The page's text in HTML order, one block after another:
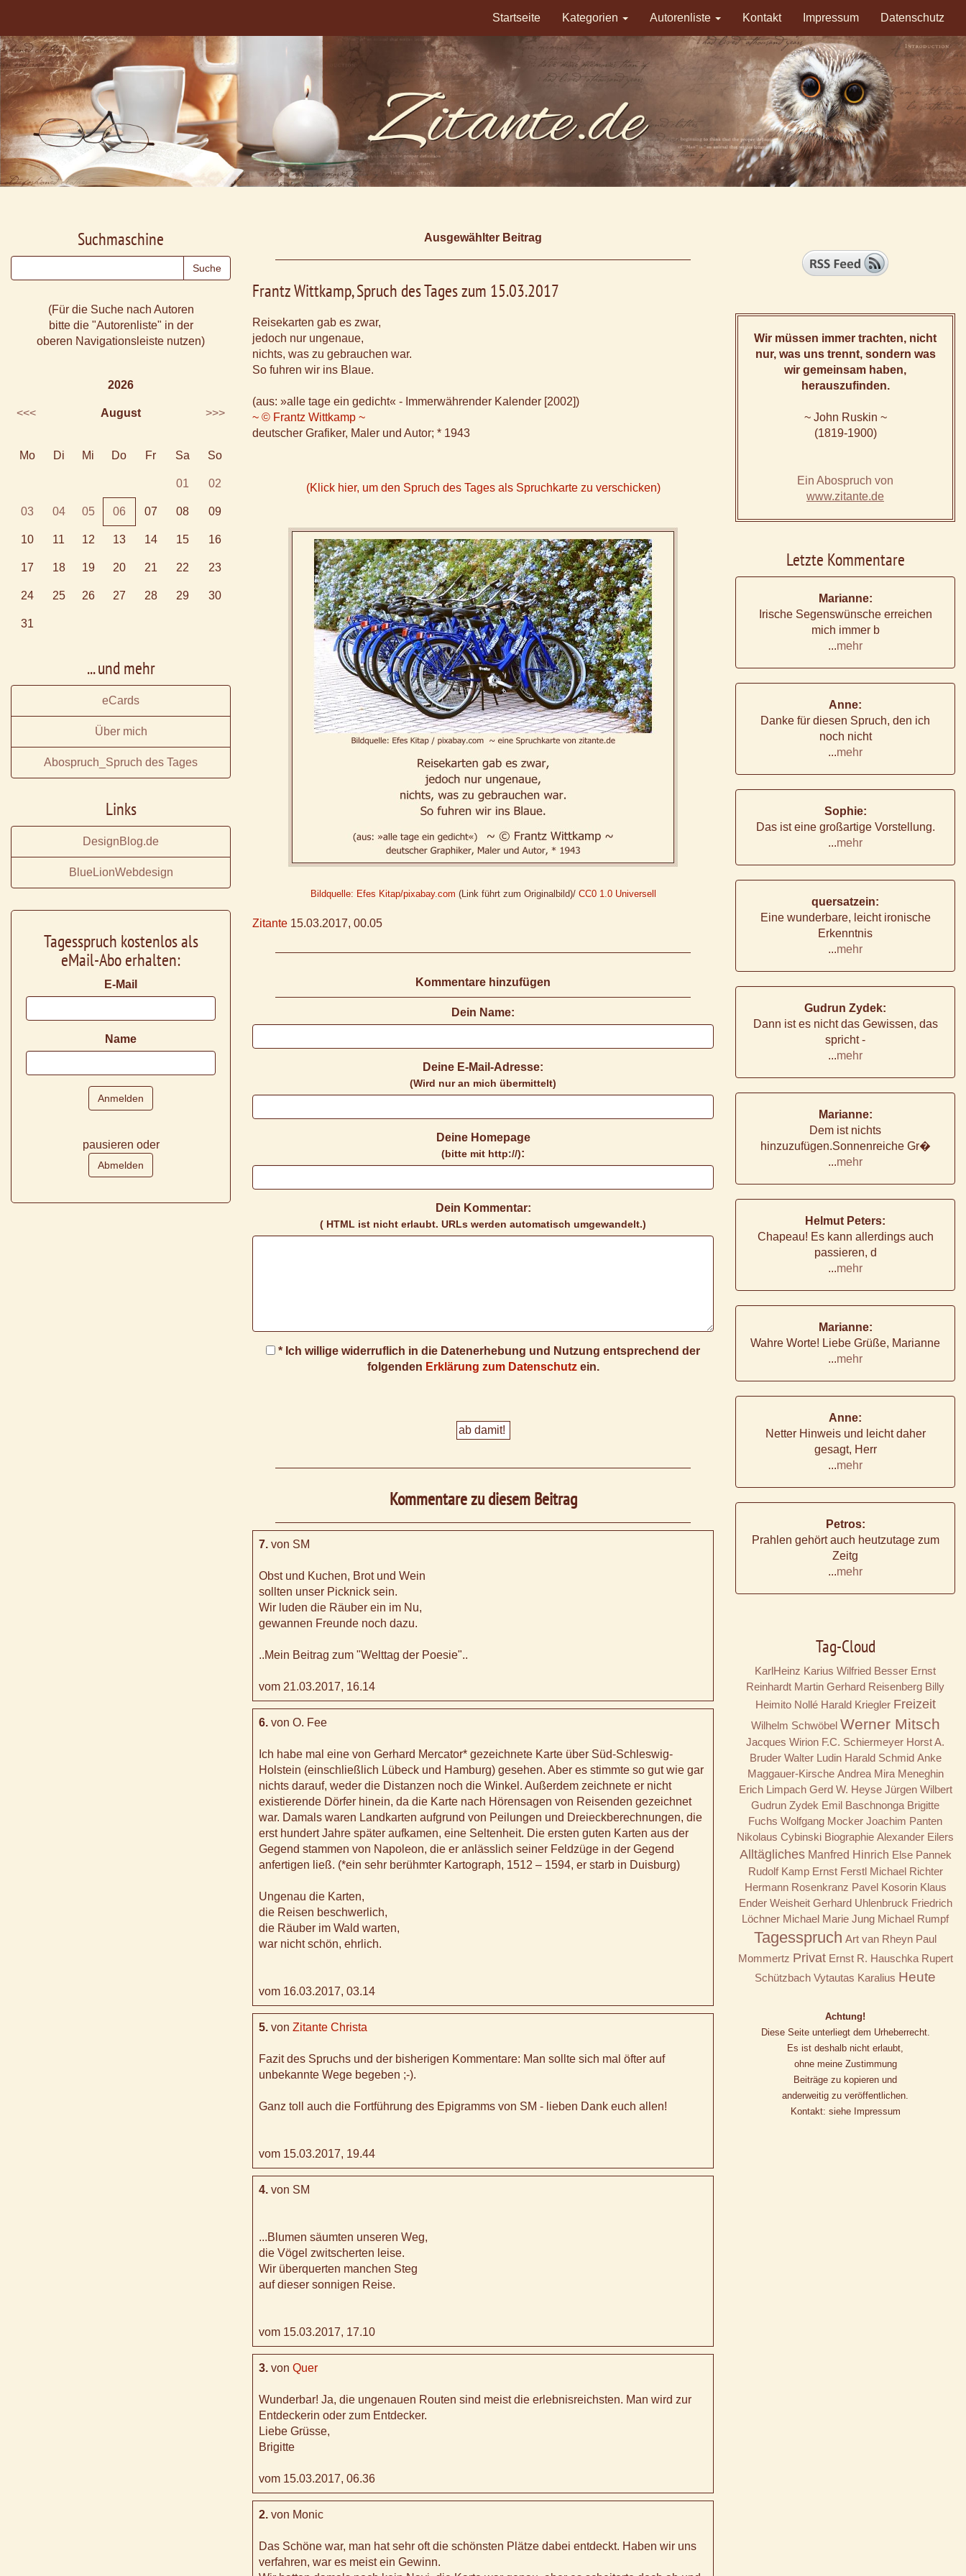
Startseite Kategorien Autorenliste Kontakt Impressum Datenschutz
Ausgewählter Beitrag
Frantz Wittkamp, Spruch des Tages zum 15.03.2017
Reisekarten gab es zwar,
jedoch nur ungenaue,
nichts, was zu gebrauchen war.
So fuhren wir ins Blaue.
(aus: »alle tage ein gedicht« - Immerwährender Kalender [2002])
~ © Frantz Wittkamp ~
deutscher Grafiker, Maler und Autor; * 1943
(Klick hier, um den Spruch des Tages als Spruchkarte zu verschicken)
Bildquelle: Efes Kitap/pixabay.com (Link führt zum Originalbild)/ CC0 1.0 Universell
Zitante 15.03.2017, 00.05
Kommentare hinzufügen
Dein Name:
Deine E-Mail-Adresse:
(Wird nur an mich übermittelt)
Deine Homepage
(bitte mit http://):
Dein Kommentar:
( HTML ist nicht erlaubt. URLs werden automatisch umgewandelt.)
* Ich willige widerruflich in die Datenerhebung und Nutzung entsprechend der
folgenden Erklärung zum Datenschutzein.
Kommentare zu diesem Beitrag
7. von SM
Obst und Kuchen, Brot und Wein
sollten unser Picknick sein.
Wir luden die Räuber ein im Nu,
gewannen Freunde noch dazu.
..Mein Beitrag zum "Welttag der Poesie"..
vom 21.03.2017, 16.14
6. von O. Fee
Ich habe mal eine von Gerhard Mercator* gezeichnete Karte über Süd-Schleswig-
Holstein (einschließlich Lübeck und Hamburg) gesehen. Aber es stimmte so gut wie gar
nichts darauf, weder die Distanzen noch die Winkel. Außerdem zeichnete er nicht
existierende Dörfer hinein, da die Karte nach Hörensagen von Reisenden gezeichnet
war. Damals waren Landkarten aufgrund von Peilungen und Dreieckberechnungen, die
erst hundert Jahre später aufkamen, eine Seltenheit. Die ersten guten Karten aus der
Gegend stammen von Napoleon, die er anlässlich seiner Feldzüge in der Gegend
anfertigen ließ. (*ein sehr berühmter Kartograph, 1512 – 1594, er starb in Duisburg)
Ungenau die Karten,
die Reisen beschwerlich,
die Räuber im Wald warten,
war nicht schön, ehrlich.
vom 16.03.2017, 03.14
5. von Zitante Christa
Fazit des Spruchs und der bisherigen Kommentare: Man sollte sich mal öfter auf
unbekannte Wege begeben ;-).
Ganz toll auch die Fortführung des Epigramms von SM - lieben Dank euch allen!
vom 15.03.2017, 19.44
4. von SM
...Blumen säumten unseren Weg,
die Vögel zwitscherten leise.
Wir überquerten manchen Steg
auf dieser sonnigen Reise.
vom 15.03.2017, 17.10
3. von Quer
Wunderbar! Ja, die ungenauen Routen sind meist die erlebnisreichsten. Man wird zur
Entdeckerin oder zum Entdecker.
Liebe Grüsse,
Brigitte
vom 15.03.2017, 06.36
2. von Monic
Das Schöne war, man hat sehr oft die schönsten Plätze dabei entdeckt. Haben wir uns
verfahren, war es meist ein Gewinn.
Suchmaschine
(Für die Suche nach Autoren
bitte die "Autorenliste" in der
oberen Navigationsleiste nutzen)
2026
<<< August >>>
Mo Di Mi Do Fr Sa So
01 02
03 04 05 06 07 08 09
10 11 12 13 14 15 16
17 18 19 20 21 22 23
24 25 26 27 28 29 30
31
... und mehr
eCards
Über mich
Abospruch_Spruch des Tages
Links
DesignBlog.de
BlueLionWebdesign
Tagesspruch kostenlos als
eMail-Abo erhalten:
E-Mail
Name
pausieren oder
Wir müssen immer trachten, nicht
nur, was uns trennt, sondern was
wir gemeinsam haben,
herauszufinden.
~ John Ruskin ~
(1819-1900)
Ein Abospruch von
www.zitante.de
Letzte Kommentare
Marianne:
Irische Segenswünsche erreichen
mich immer b
...mehr
Anne:
Danke für diesen Spruch, den ich
noch nicht
...mehr
Sophie:
Das ist eine großartige Vorstellung.
...mehr
quersatzein:
Eine wunderbare, leicht ironische
Erkenntnis
...mehr
Gudrun Zydek:
Dann ist es nicht das Gewissen, das
spricht -
...mehr
Marianne:
Dem ist nichts
hinzuzufügen.Sonnenreiche Gr�
...mehr
Helmut Peters:
Chapeau! Es kann allerdings auch
passieren, d
...mehr
Marianne:
Wahre Worte! Liebe Grüße, Marianne
...mehr
Anne:
Netter Hinweis und leicht daher
gesagt, Herr
...mehr
Petros:
Prahlen gehört auch heutzutage zum
Zeitg
...mehr
Tag-Cloud
KarlHeinz Karius Wilfried Besser Ernst
Reinhardt Martin Gerhard Reisenberg Billy
Heimito Nollé Harald Kriegler Freizeit
Wilhelm Schwöbel Werner Mitsch
Jacques Wirion F.C. Schiermeyer Horst A.
Bruder Walter Ludin Harald Schmid Anke
Maggauer-Kirsche Andrea Mira Meneghin
Erich Limpach Gerd W. Heyse Jürgen Wilbert
Gudrun Zydek Emil Baschnonga Brigitte
Fuchs Wolfgang Mocker Joachim Panten
Nikolaus Cybinski Biographie Alexander Eilers
Alltägliches Manfred Hinrich Else Pannek
Rudolf Kamp Ernst Ferstl Michael Richter
Hermann Rosenkranz Pavel Kosorin Klaus
Ender Weisheit Gerhard Uhlenbruck Friedrich
Löchner Michael Marie Jung Michael Rumpf
Tagesspruch Art van Rheyn Paul
Mommertz Privat Ernst R. Hauschka Rupert
Schützbach Vytautas Karalius Heute
Achtung!
Diese Seite unterliegt dem Urheberrecht.
Es ist deshalb nicht erlaubt,
ohne meine Zustimmung
Beiträge zu kopieren und
anderweitig zu veröffentlichen.
Kontakt: siehe Impressum